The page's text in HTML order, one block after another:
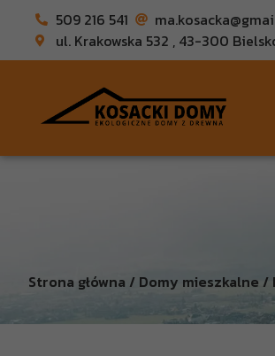
509 216 541
ul. Krakowska 532 , 43-300
Strona główna / Domy mieszkalne